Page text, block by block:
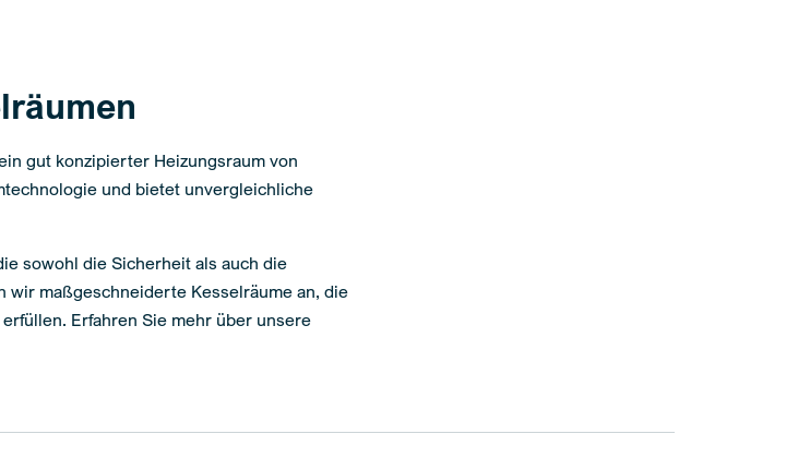
gut konzipierter Heizungsraum von
und bietet unvergleichliche
sowohl die Sicherheit als auch die
wir maßgeschneiderte Kesselräume an, die
Erfahren Sie mehr über unsere